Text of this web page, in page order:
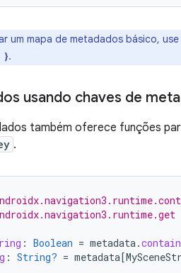
um mapa de metadados básico,
}.
usando chaves de
também oferece funções
.
: Boolean = metadata.
: String? = metadata[